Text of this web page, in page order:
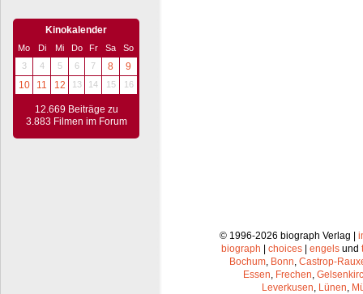
Kinokalender
Mo Di Mi Do Fr Sa
So
3
4 5 6 7 8
9
10
11 12 13 14 15 16
12.669 Beiträge zu
3.883 Filmen im Forum
© 1996-2026 biograph Verlag |
biograph
choices engels und
Bochum, Bonn, Castrop-
Essen, Frechen,
Leverkusen, Lünen,